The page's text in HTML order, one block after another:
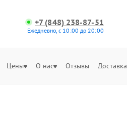
+7 (848) 238-87-51
Ежедневно, с 10:00 до 20:00
Цены О нас Отзывы Доставка